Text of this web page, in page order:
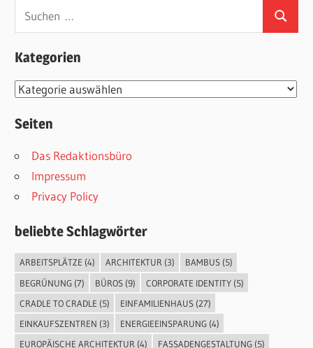
Suchen
nach:
Suchen
Kategorien
Kategorien
Seiten
Das Redaktionsbüro
Impressum
Privacy Policy
beliebte Schlagwörter
ARBEITSPLÄTZE (4) ARCHITEKTUR(3) BAMBUS(5)
BEGRÜNUNG(7) BÜROS(9) CORPORATE IDENTITY(5)
CRADLE TO CRADLE (5) EINFAMILIENHAUS(27)
EINKAUFSZENTREN (3) ENERGIEEINSPARUNG(4)
EUROPÄISCHE ARCHITEKTUR (4) FASSADENGESTALTUNG(5)